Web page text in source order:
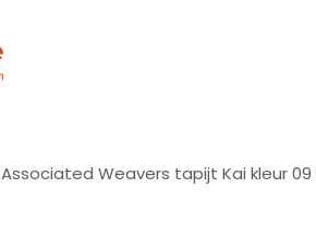
Associated Weavers tapijt Kai kleur